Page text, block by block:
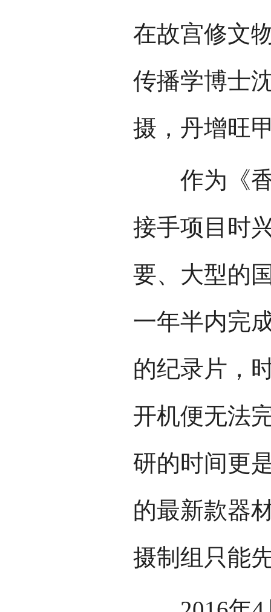
在故宫修文
传播学博士
摄，丹增旺
作为《香
接手项目时
要、大型的
一年半内完
的纪录片，
开机便无法
研的时间更
的最新款器
摄制组只能